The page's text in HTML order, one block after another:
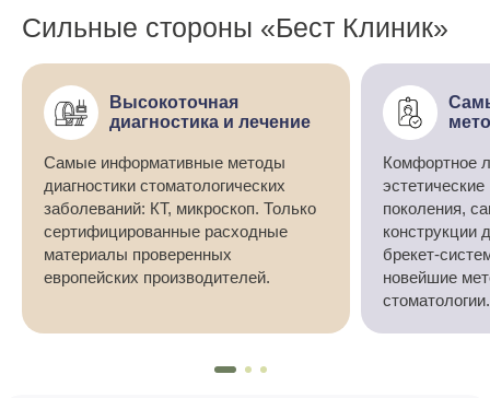
Сильные стороны «Бест Клиник»
Высокоточная
диагностика и лечение
Самые информативные методы
диагностики стоматологических
заболеваний: КТ, микроскоп. Только
сертифицированные расходные
материалы проверенных
европейских производителей.
Комфортное
поколения,
конструкции
брекет-
новейшие
стоматологии.